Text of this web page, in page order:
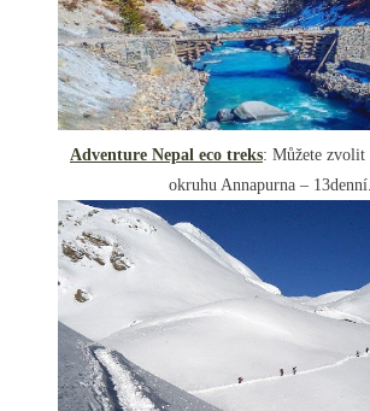
Adventure Nepal eco treks: Můžete
okruhu Annapurna – 13denní.